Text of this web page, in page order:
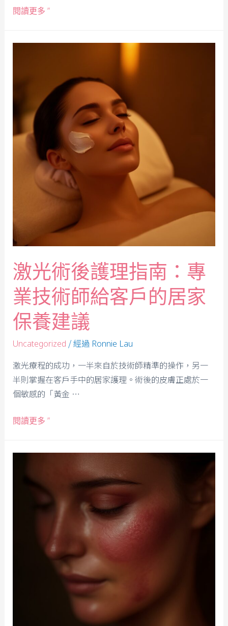
閱讀更多 ”
激光術後護理指南：專
業技術師給客戶的居家
保養建議
Uncategorized / 經過 Ronnie Lau
激光療程的成功，一半來自於技術師精準的操作，另一
半則掌握在客戶手中的居家護理。術後的皮膚正處於一
個敏感的「黃金 …
閱讀更多 ”